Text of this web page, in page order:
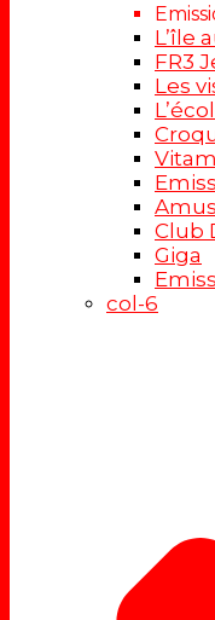
L’île
FR3
Les
Club
Giga
col-6